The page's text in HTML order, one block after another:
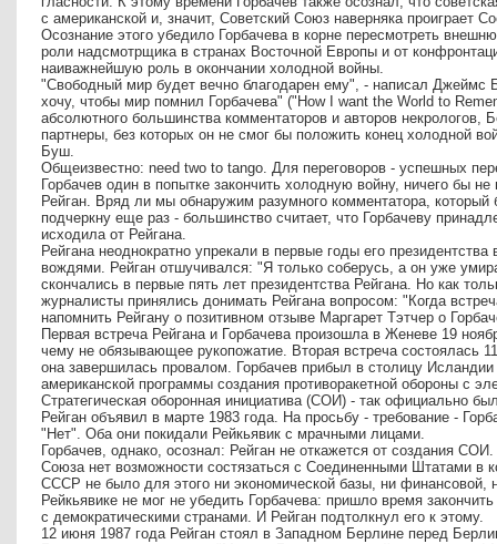
с американской и, значит, Советский Союз наверняка проиграет
Осознание этого убедило Горбачева в корне пересмотреть
роли надсмотрщика в странах Восточной Европы и от
наиважнейшую роль в окончании холодной войны.
"Свободный мир будет вечно благодарен ему", - написал Джеймс
хочу, чтобы мир помнил Горбачева" ("How I want the World to
абсолютного большинства комментаторов и авторов некрологов,
партнеры, без которых он не смог бы положить конец холодной
Буш.
Общеизвестно: need two to tango. Для переговоров - успешных
Горбачев один в попытке закончить холодную войну, ничего бы
Рейган. Вряд ли мы обнаружим разумного комментатора,
подчеркну еще раз - большинство считает, что Горбачеву
исходила от Рейгана.
Рейгана неоднократно упрекали в первые годы его
вождями. Рейган отшучивался: "Я только соберусь, а он уже
скончались в первые пять лет президентства Рейгана. Но как
журналисты принялись донимать Рейгана вопросом: "Когда
напомнить Рейгану о позитивном отзыве Маргарет Тэтчер о
Первая встреча Рейгана и Горбачева произошла в Женеве 19
чему не обязывающее рукопожатие. Вторая встреча состоялась
она завершилась провалом. Горбачев прибыл в столицу
американской программы создания противоракетной обороны с
Стратегическая оборонная инициатива (СОИ) - так официально
Рейган объявил в марте 1983 года. На просьбу - требование -
"Нет". Оба они покидали Рейкьявик с мрачными лицами.
Горбачев, однако, осознал: Рейган не откажется от создания
Союза нет возможности состязаться с Соединенными Штатами в
СССР не было для этого ни экономической базы, ни финансовой,
Рейкьявике не мог не убедить Горбачева: пришло время
с демократическими странами. И Рейган подтолкнул его к этому.
12 июня 1987 года Рейган стоял в Западном Берлине перед